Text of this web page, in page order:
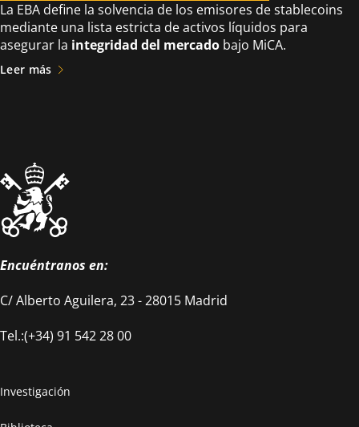
La EBA define la solvencia de los emisores de stablecoins
mediante una lista estricta de activos líquidos para
asegurar la integridad del mercado bajo MiCA.
Leer más
Encuéntranos en:
C/ Alberto Aguilera, 23 - 28015 Madrid
Tel.:(+34) 91 542 28 00
Investigación